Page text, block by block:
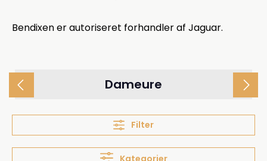
Bendixen er autoriseret forhandler af Jaguar.
Dameure
Filter
Kategorier